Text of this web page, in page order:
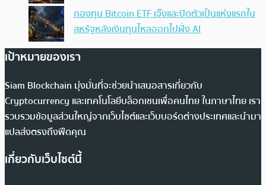
กองทุน Bitcoin ETF เจ๊งและปิดตัวเป็นแห่งแรกใน
สหรัฐหลังเงินทุนไหลออกไปฝั่ง AI
เป้าหมายของเรา
Siam Blockchain มุ่งมั่นที่จะช่วยนำเสนอสารเกี่ยวกับ
Cryptocurrency และเทคโนโลยีบล็อกเชนเพื่อคนไทย ในภาษาไทย เรา
รวบรวมข้อมูลส่วนใหญ่จากเว็บไซต์และเว็บบอร์ดต่างประเทศและนำมา
แปลส่งตรงถึงฟีดคุณ
เกี่ยวกับเว็บไซต์นี้